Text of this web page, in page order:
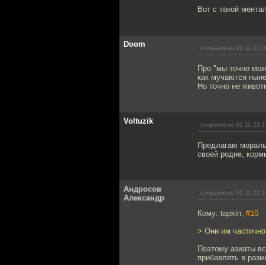
Вот с такой
Doom отправлено 01.11.22
Про "мы точно
как мучаются
Но точно не
Voltuzik отправлено 01.11.22
Предлагаю
своей родне,
Андросов
Александр
отправлено 01.11.22
Кому: tapkin, #10
> Они им
Поэтому азиаты
прибавлять в